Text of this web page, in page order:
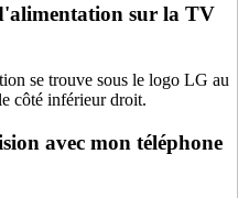
sur la TV
se trouve sous le logo LG au
côté inférieur droit.
avec mon téléphone